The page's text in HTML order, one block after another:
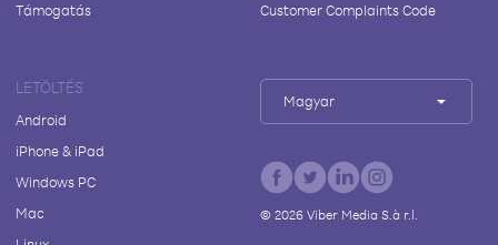
Támogatás
Customer Complaints Code
LETÖLTÉS
Android
iPhone & iPad
Windows PC
Mac
Magyar
© 2026Viber Media S.à r.l.